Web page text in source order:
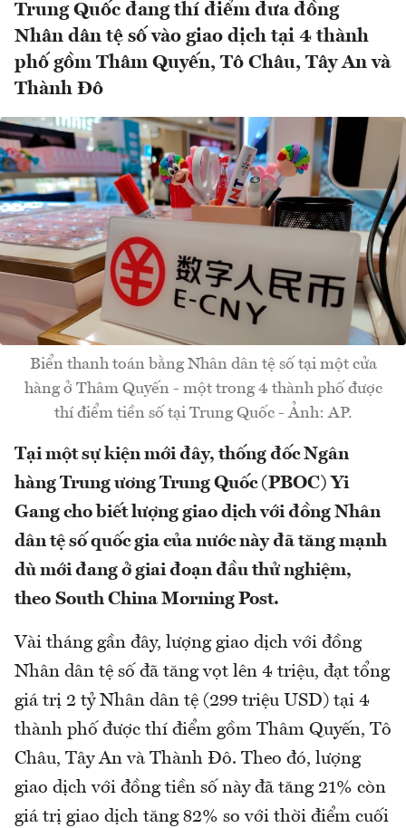
Trung Quốc đang thí điểm đưa đồng
Nhân dân tệ số vào giao dịch tại 4 thành
phố gồm Thâm Quyến, Tô Châu, Tây An và
Thành Đô
Biển thanh toán bằng Nhân dân tệ số tại một cửa
hàng ở Thâm Quyến - một trong 4 thành phố được
thí điểm tiền số tại Trung Quốc - Ảnh: AP.
Tại một sự kiện mới đây, thống đốc Ngân
hàng Trung ương Trung Quốc (PBOC) Yi
Gang cho biết lượng giao dịch với đồng Nhân
dân tệ số quốc gia của nước này đã tăng mạnh
dù mới đang ở giai đoạn đầu thử nghiệm,
theo South China Morning Post.
Vài tháng gần đây, lượng giao dịch với đồng
Nhân dân tệ số đã tăng vọt lên 4 triệu, đạt tổng
giá trị 2 tỷ Nhân dân tệ (299 triệu USD) tại 4
thành phố được thí điểm gồm Thâm Quyến, Tô
Châu, Tây An và Thành Đô. Theo đó, lượng
giao dịch với đồng tiền số này đã tăng 21% còn
giá trị giao dịch tăng 82% so với thời điểm cuối